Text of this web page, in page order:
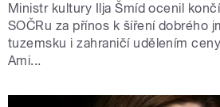
Ministr kultury Ilja Šmíd ocenil
SOČRu za přínos k šíření dobrého
tuzemsku i zahraničí udělením
Ami...